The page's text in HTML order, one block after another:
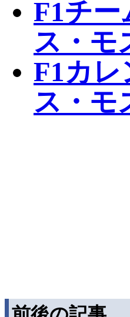
F1チー
ス・モ
F1カレ
ス・モ